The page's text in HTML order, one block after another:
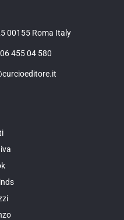
00155 Roma Italy
455 04 580